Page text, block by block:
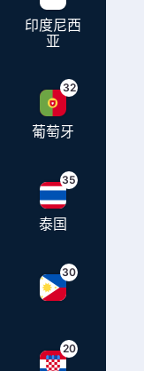
印度尼西
亚
32
葡萄牙
35
泰国
30
20